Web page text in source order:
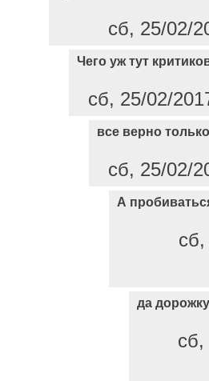
сб, 25/02/
Чего уж тут
сб, 25/02/
все верно
сб, 25/02/
А
да